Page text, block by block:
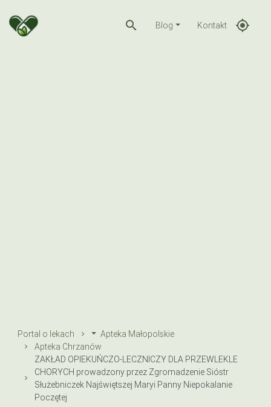
search Blog Kontakt gps_fixed
Portal o lekach
Apteka Małopolskie
Apteka Chrzanów
ZAKŁAD OPIEKUŃCZO-LECZNICZY DLA PRZEWLEKLE
CHORYCH prowadzony przez Zgromadzenie Sióstr
Służebniczek Najświętszej Maryi Panny Niepokalanie
Poczętej